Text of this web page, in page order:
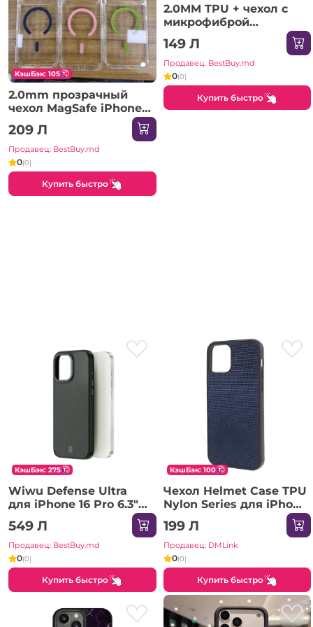
КэшБэк: 105
2.0mm прозрачный
чехол MagSafe iPhone
17 белый Чехол
209 Л
Продавец: BestBuy.md
0(0)
Купить быстро
2.0MM TPU + чехол с
микрофиброй
SAMSUNG Galaxy A26
светло-фиолетовый
Чехол
149 Л
Продавец: BestBuy.md
0(0)
Купить быстро
КэшБэк: 275
Wiwu Defense Ultra
для iPhone 16 Pro 6.3"
DCC-205 черный Чехол
549 Л
Продавец: BestBuy.md
0(0)
Купить быстро
КэшБэк: 100
Чехол Helmet Case TPU
Nylon Series для iPhone
12/12 Pro, синий
199 Л
Продавец: DMLink
0(0)
Купить быстро